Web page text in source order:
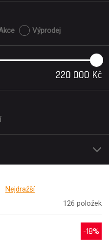
Výprodej
220 000 Kč
Nejdražší
126 položek
-18%